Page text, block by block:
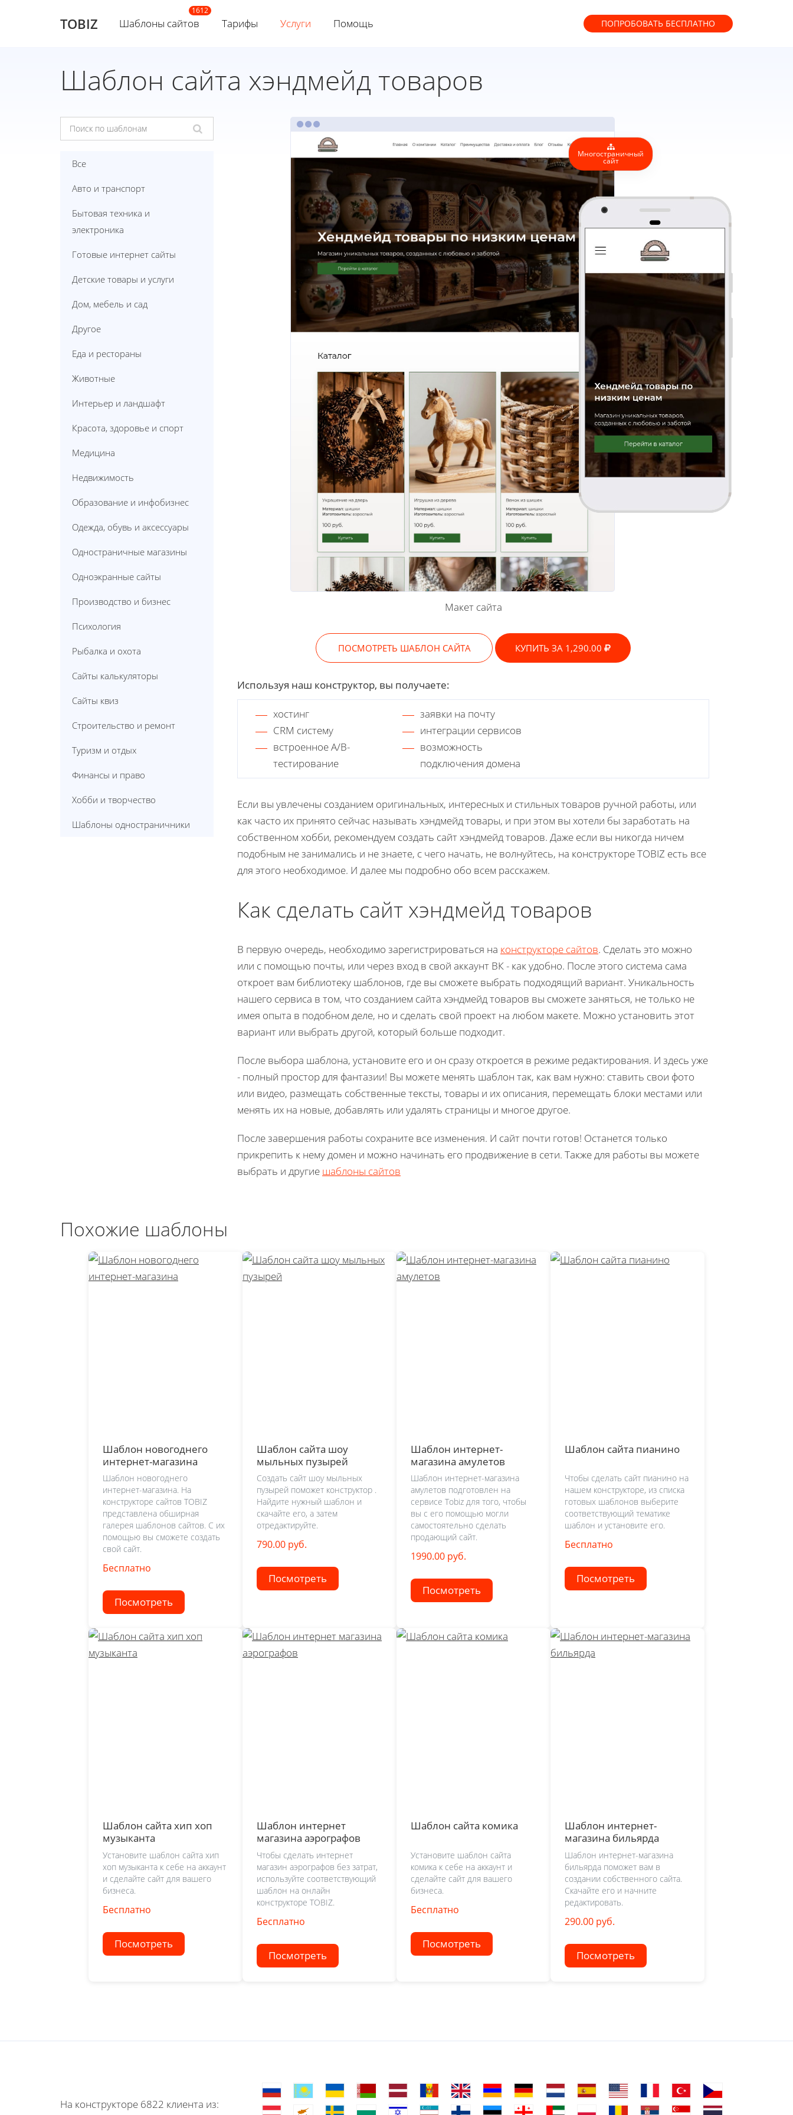
TOBIZ Шаблоны сайтов Тарифы Услуги Помощь ПОПРОБОВАТЬ БЕСПЛАТНО
Шаблон сайта хэндмейд товаров
Все
Авто и транспорт
Бытовая техника и
электроника
Готовые интернет сайты
Детские товары и услуги
Дом, мебель и сад
Другое
Еда и рестораны
Животные
Интерьер и ландшафт
Красота, здоровье и спорт
Медицина
Недвижимость
Образование и инфобизнес
Одежда, обувь и аксессуары
Одностраничные магазины
Одноэкранные сайты
Производство и бизнес
Психология
Рыбалка и охота
Сайты калькуляторы
Сайты квиз
Строительство и ремонт
Туризм и отдых
Финансы и право
Хобби и творчество
Шаблоны одностраничники
Многостраничный
сайт
Макет сайта
ПОСМОТРЕТЬ ШАБЛОН САЙТА КУПИТЬ ЗА 1,290.00
Используя наш конструктор, вы получаете:
хостинг
заявки на почту
CRM систему
интеграции сервисов
встроенное A/B-
тестирование
возможность
подключения домена
Если вы увлечены созданием оригинальных, интересных и стильных товаров ручной работы, или
как часто их принято сейчас называть хэндмейд товары, и при этом вы хотели бы заработать на
собственном хобби, рекомендуем создать сайт хэндмейд товаров. Даже если вы никогда ничем
подобным не занимались и не знаете, с чего начать, не волнуйтесь, на конструкторе TOBIZ есть все
для этого необходимое. И далее мы подробно обо всем расскажем.
Как сделать сайт хэндмейд товаров
В первую очередь, необходимо зарегистрироваться на конструкторе сайтов. Сделать это можно
или с помощью почты, или через вход в свой аккаунт ВК - как удобно. После этого система сама
откроет вам библиотеку шаблонов, где вы сможете выбрать подходящий вариант. Уникальность
нашего сервиса в том, что созданием сайта хэндмейд товаров вы сможете заняться, не только не
имея опыта в подобном деле, но и сделать свой проект на любом макете. Можно установить этот
вариант или выбрать другой, который больше подходит.
После выбора шаблона, установите его и он сразу откроется в режиме редактирования. И здесь уже
- полный простор для фантазии! Вы можете менять шаблон так, как вам нужно: ставить свои фото
или видео, размещать собственные тексты, товары и их описания, перемещать блоки местами или
менять их на новые, добавлять или удалять страницы и многое другое.
После завершения работы сохраните все изменения. И сайт почти готов! Останется только
прикрепить к нему домен и можно начинать его продвижение в сети. Также для работы вы можете
выбрать и другие шаблоны сайтов
Похожие шаблоны
Шаблон новогоднего
интернет-магазина
Шаблон новогоднего
интернет-магазина. На
конструкторе сайтов TOBIZ
представлена обширная
галерея шаблонов сайтов. С их
помощью вы сможете создать
свой сайт.
Бесплатно
Посмотреть
Шаблон сайта шоу
мыльных пузырей
Создать сайт шоу мыльных
пузырей поможет конструктор .
Найдите нужный шаблон и
скачайте его, а затем
отредактируйте.
790.00 руб.
Посмотреть
Шаблон интернет-
магазина амулетов
Шаблон интернет-магазина
амулетов подготовлен на
сервисе Tobiz для того, чтобы
вы с его помощью могли
самостоятельно сделать
продающий сайт.
1990.00 руб.
Посмотреть
Шаблон сайта пианино
Чтобы сделать сайт пианино на
нашем конструкторе, из списка
готовых шаблонов выберите
соответствующий тематике
шаблон и установите его.
Бесплатно
Посмотреть
Шаблон сайта хип хоп
музыканта
Установите шаблон сайта хип
хоп музыканта к себе на аккаунт
и сделайте сайт для вашего
бизнеса.
Бесплатно
Посмотреть
Шаблон интернет
магазина аэрографов
Чтобы сделать интернет
магазин аэрографов без затрат,
используйте соответствующий
шаблон на онлайн
конструкторе TOBIZ.
Бесплатно
Посмотреть
Шаблон сайта комика
Установите шаблон сайта
комика к себе на аккаунт и
сделайте сайт для вашего
бизнеса.
Бесплатно
Посмотреть
Шаблон интернет-
магазина бильярда
Шаблон интернет-магазина
бильярда поможет вам в
создании собственного сайта.
Скачайте его и начните
редактировать.
290.00 руб.
Посмотреть
На конструкторе 6822 клиента из: